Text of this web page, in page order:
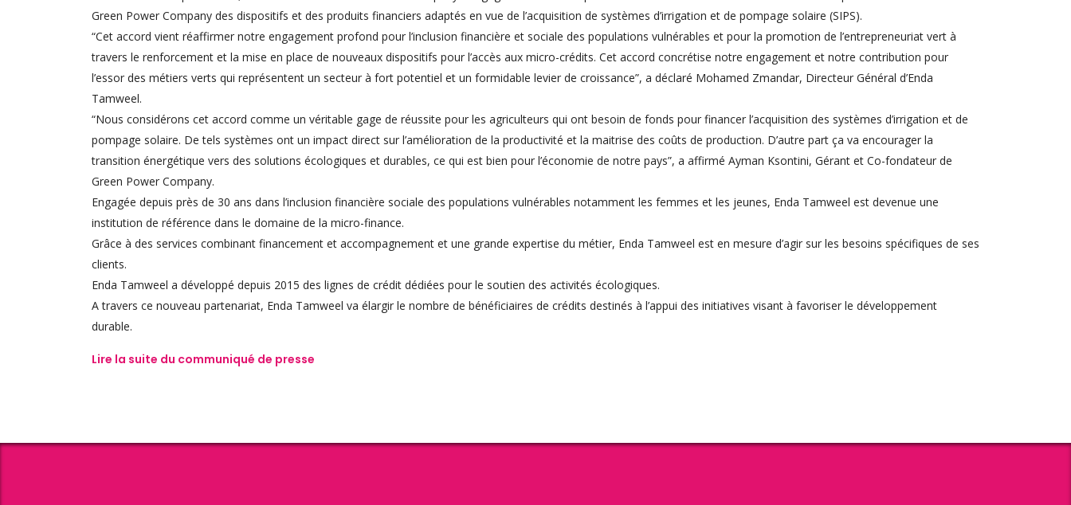
Green Power Company des dispositifs et des produits financiers adaptés en vue de l’acquisition de systèmes d’irrigation et de pompage solaire (SIPS).
“Cet accord vient réaffirmer notre engagement profond pour l’inclusion financière et sociale des populations vulnérables et pour la promotion de l’entrepreneuriat vert à
travers le renforcement et la mise en place de nouveaux dispositifs pour l’accès aux micro-crédits. Cet accord concrétise notre engagement et notre contribution pour
l’essor des métiers verts qui représentent un secteur à fort potentiel et un formidable levier de croissance”, a déclaré Mohamed Zmandar, Directeur Général d’Enda
Tamweel.
“Nous considérons cet accord comme un véritable gage de réussite pour les agriculteurs qui ont besoin de fonds pour financer l’acquisition des systèmes d’irrigation et de
pompage solaire. De tels systèmes ont un impact direct sur l’amélioration de la productivité et la maitrise des coûts de production. D’autre part ça va encourager la
transition énergétique vers des solutions écologiques et durables, ce qui est bien pour l’économie de notre pays”, a affirmé Ayman Ksontini, Gérant et Co-fondateur de
Green Power Company.
Engagée depuis près de 30 ans dans l’inclusion financière sociale des populations vulnérables notamment les femmes et les jeunes, Enda Tamweel est devenue une
institution de référence dans le domaine de la micro-finance.
Grâce à des services combinant financement et accompagnement et une grande expertise du métier, Enda Tamweel est en mesure d’agir sur les besoins spécifiques de ses
clients.
Enda Tamweel a développé depuis 2015 des lignes de crédit dédiées pour le soutien des activités écologiques.
A travers ce nouveau partenariat, Enda Tamweel va élargir le nombre de bénéficiaires de crédits destinés à l’appui des initiatives visant à favoriser le développement
durable.
Lire la suite du communiqué de presse